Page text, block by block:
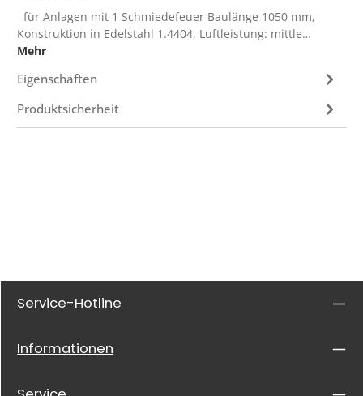
für Anlagen mit 1 Schmiedefeuer Baulänge 1050 mm,
Konstruktion in Edelstahl 1.4404, Luftleistung: mittle…
Mehr
Eigenschaften
Produktsicherheit
Service-Hotline
Informationen